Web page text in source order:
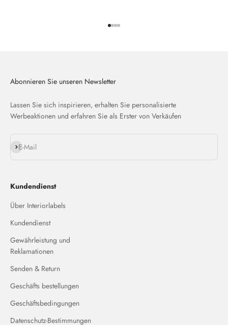
Abonnieren Sie unseren Newsletter
Lassen Sie sich inspirieren, erhalten Sie personalisierte
Werbeaktionen und erfahren Sie als Erster von Verkäufen
E-Mail
Abonnieren
Kundendienst
Über Interiorlabels
Kundendienst
Gewährleistung und
Reklamationen
Senden & Return
Geschäfts bestellungen
Geschäftsbedingungen
Datenschutz-Bestimmungen